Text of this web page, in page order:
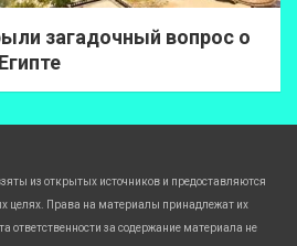
загадочный вопрос о
из открытых источников и предоставляются
целях. Права на материалы принадлежат их
ответственности за содержание материала не